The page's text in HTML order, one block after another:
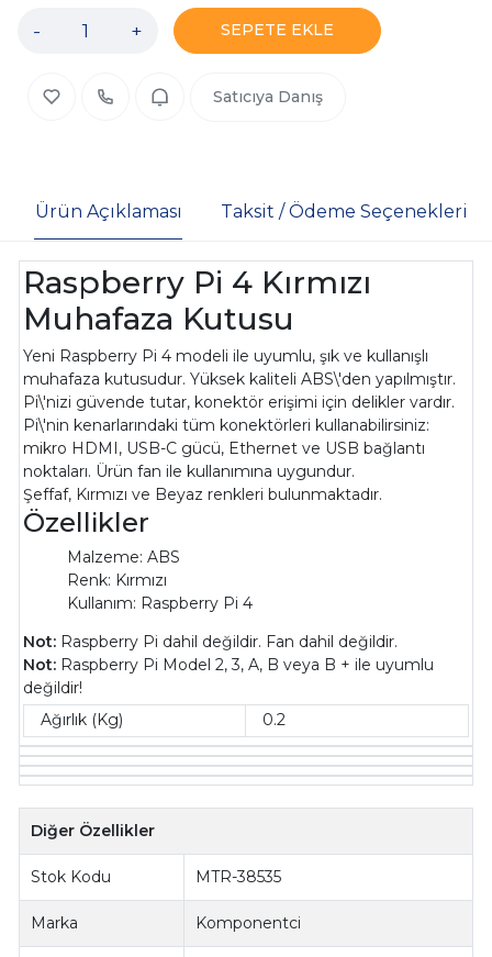
- + SEPETE EKLE
Satıcıya Danış
Ürün Açıklaması Taksit / Ödeme Seçenekleri
Raspberry Pi 4 Kırmızı
Muhafaza Kutusu
Yeni Raspberry Pi 4 modeli ile uyumlu, şık ve kullanışlı
muhafaza kutusudur. Yüksek kaliteli ABS\'den yapılmıştır.
Pi\'nizi güvende tutar, konektör erişimi için delikler vardır.
Pi\'nin kenarlarındaki tüm konektörleri kullanabilirsiniz:
mikro HDMI, USB-C gücü, Ethernet ve USB bağlantı
noktaları. Ürün fan ile kullanımına uygundur.
Şeffaf, Kırmızı ve Beyaz renkleri bulunmaktadır.
Özellikler
Malzeme: ABS
Renk: Kırmızı
Kullanım: Raspberry Pi 4
Not: Raspberry Pi dahil değildir. Fan dahil değildir.
Not: Raspberry Pi Model 2, 3, A, B veya B + ile uyumlu
değildir!
Ağırlık (Kg)
0.2
Diğer Özellikler
Stok Kodu MTR-38535
Marka Komponentci